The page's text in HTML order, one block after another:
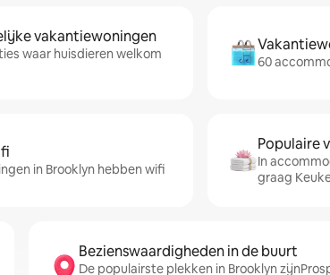
vakantiewoningen
waar huisdieren welkom
60
in Brooklyn hebben wifi
Populaire
In
graag
Bezienswaardigheden in de buurt
De populairste plekken in Brooklyn